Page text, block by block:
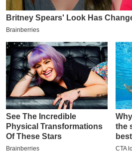
6
क्रा
इ
म
ई
पे
प
र
मि
सा